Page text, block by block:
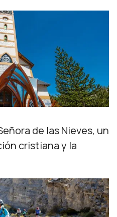
de las Nieves, un
cristiana y la